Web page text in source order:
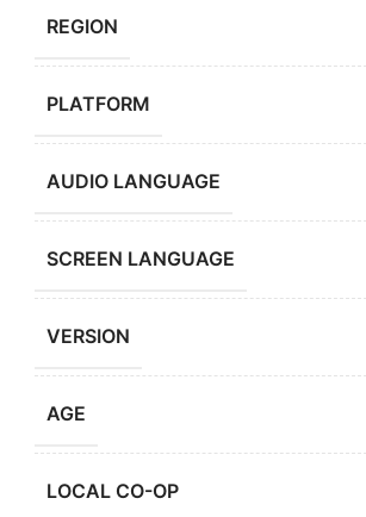
REGION
PLATFORM
AUDIO LANGUAGE
SCREEN LANGUAGE
VERSION
AGE
LOCAL CO-OP